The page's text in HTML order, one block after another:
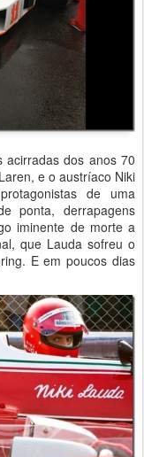
dos anos 70
e o austríaco Niki
de uma
ponta, derrapagens
iminente de morte a
que Lauda sofreu o
E em poucos dias